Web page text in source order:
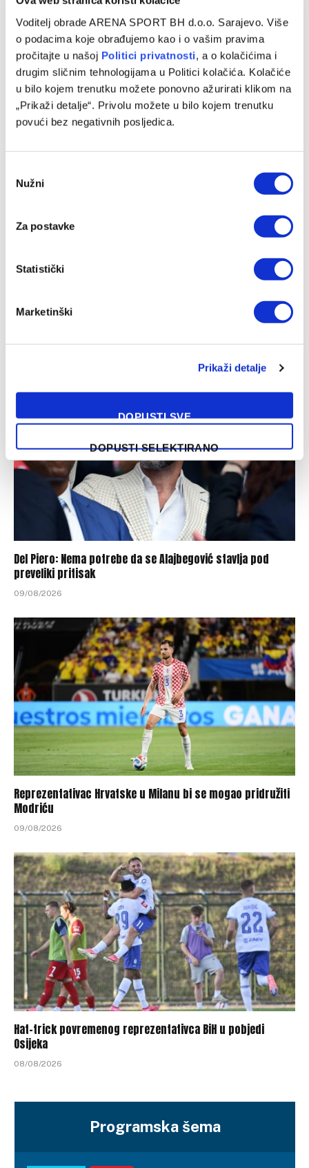
Voditelj obrade ARENA SPORT BH d.o.o. Sarajevo. Više
o podacima koje obrađujemo kao i o vašim pravima
pročitajte u našoj Politici privatnosti, a o kolačićima i
drugim sličnim tehnologijama u Politici kolačića. Kolačiće
u bilo kojem trenutku možete ponovno ažurirati klikom na
„Prikaži detalje“. Privolu možete u bilo kojem trenutku
povući bez negativnih posljedica.
Selection
Nužni
Za postavke
Statistički
Marketinški
Prikaži detalje
DOPUSTI SVE
DOPUSTI SELEKTIRANO
Mario Tičinović karijeru nastavlja u trećeligašu
Del Piero: Nema potrebe da se Alajbegović stavlja pod
preveliki pritisak
09/08/2026
Reprezentativac Hrvatske u Milanu bi se mogao pridružiti
Modriću
09/08/2026
Hat-trick povremenog reprezentativca BiH u pobjedi
Osijeka
08/08/2026
Programska šema